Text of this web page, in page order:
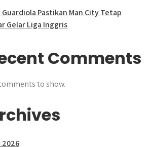
Guardiola Pastikan Man City Tetap
Gelar Liga Inggris
Comments
to show.
2026